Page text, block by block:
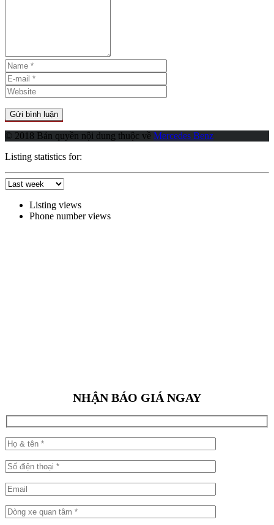
© 2018 Bản quyền nội dung thuộc về Mercedes Benz
Listing statistics for:
Listing views
Phone number views
NHẬN BÁO GIÁ NGAY